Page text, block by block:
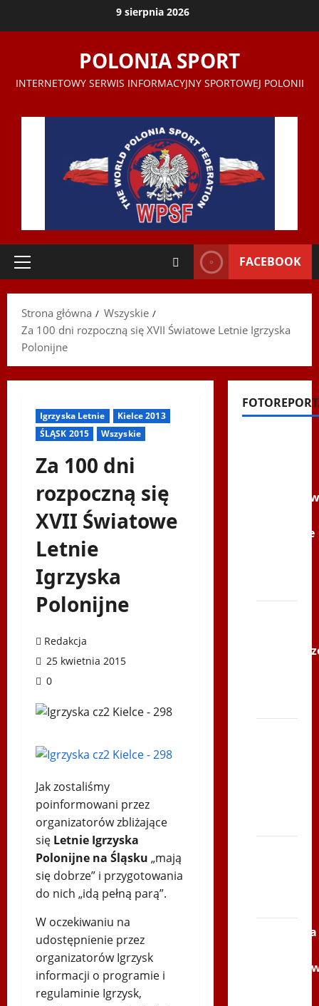
9 sierpnia 2026
POLONIA SPORT
INTERNETOWY SERWIS INFORMACYJNY SPORTOWEJ POLONII
Menu
FACEBOOK
Strona główna
Wszyskie
Za 100 dni rozpoczną się XVII Światowe Letnie Igrzyska
Polonijne
Igrzyska Letnie
Kielce 2013
ŚLĄSK 2015
Wszyskie
Za 100 dni
rozpoczną się
XVII Światowe
Letnie
Igrzyska
Polonijne
Redakcja
25 kwietnia 2015
0
Jak zostaliśmy
poinformowani przez
organizatorów zbliżające
się Letnie Igrzyska
Polonijne na Śląsku „mają
się dobrze” i przygotowania
do nich „idą pełną parą”.
W oczekiwaniu na
udostępnienie przez
organizatorów Igrzysk
informacji o programie i
regulaminie Igrzysk,
Siatkówce
Siatkówka